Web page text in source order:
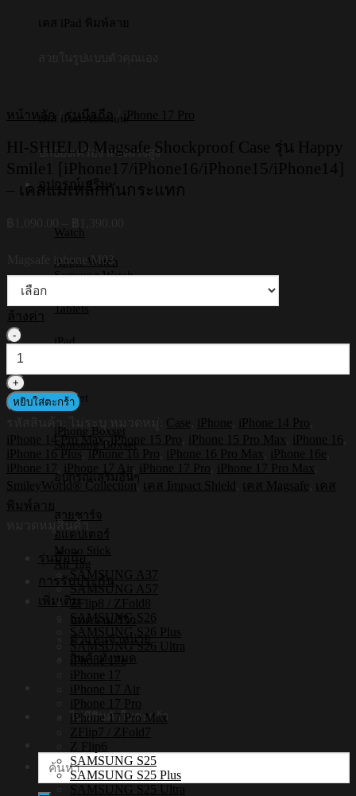
เคส iPad พิมพ์ลาย
เคส iPad Absolute
ปกป้องเครื่อง แข็งแรงสูง
อุปกรณ์เสริม
Watch
Apple Watch
Samsung Watch
Tablets
iPad
Boxset
iPhone Boxset
Samsung Boxset
อุปกรณ์เสริมอื่นๆ
สายชาร์จ
อแดปเตอร์
Mono Stick
Air Tag
การรับประกัน
เพิ่มเติม
บทความ/รีวิว
ตัวแทนจำหน่าย
สินค้าทั้งหมด
ไม่มีสินค้าในตะกร้า
ค้นหา:
หน้าหลัก / รุ่นมือถือ / iPhone 17 Pro
HI-SHIELD Magsafe Shockproof Case รุ่น Happy
Smile1 [iPhone17/iPhone16/iPhone15/iPhone14]
– เคสแม่เหล็กกันกระแทก
Magsafe iphone M03
ล้างค่า
จำนวน
SHIELD
Magsafe
Shockproof
Case
Happy
Smile1
[iPhone17/iPhone16/iPhone15/iPhone14]
-
เคส
กระแทก
ชิ้น
หยิบใส่ตะกร้า
Case iPhone iPhone 14 Pro
iPhone 14 Pro Max,iPhone 15 Pro iPhone 15 Pro Max iPhone 16
iPhone 16 Plus,iPhone 16 Pro iPhone 16 Pro Max iPhone 16e
iPhone 17
iPhone 17 Air iPhone 17 Pro iPhone 17 Pro Max
SmileyWorld® Collection
, เคส Impact Shield เคส Magsafe
เคส
พิมพ์ลาย
หมวดหมู่สินค้า
รุ่นมือถือ
SAMSUNG A37
SAMSUNG A57
ZFlip8 / ZFold8
SAMSUNG S26
SAMSUNG S26 Plus
SAMSUNG S26 Ultra
iPhone 17e
iPhone 17
iPhone 17 Air
iPhone 17 Pro
iPhone 17 Pro Max
ZFlip7 / ZFold7
Z Flip6
SAMSUNG S25
SAMSUNG S25 Plus
SAMSUNG S25 Ultra